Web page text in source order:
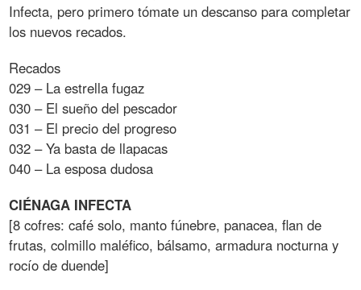
Infecta, pero primero tómate un descanso para completar
los nuevos recados.
Recados
029 – La estrella fugaz
030 – El sueño del pescador
031 – El precio del progreso
032 – Ya basta de llapacas
040 – La esposa dudosa
CIÉNAGA INFECTA
[8 cofres: café solo, manto fúnebre, panacea, flan de
frutas, colmillo maléfico, bálsamo, armadura nocturna y
rocío de duende]